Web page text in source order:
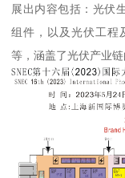
展出内容包括：光伏
组件，以及光伏工程
等，涵盖了光伏产业链